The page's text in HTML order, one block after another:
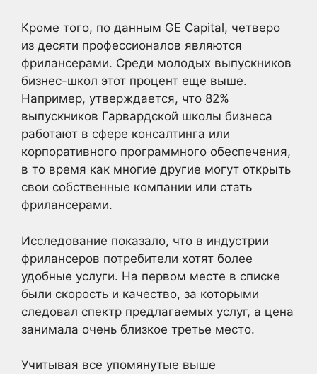
Кроме того, по данным GE Capital, четверо
из десяти профессионалов являются
фрилансерами. Среди молодых выпускников
бизнес-школ этот процент еще выше.
Например, утверждается, что 82%
выпускников Гарвардской школы бизнеса
работают в сфере консалтинга или
корпоративного программного обеспечения,
в то время как многие другие могут открыть
свои собственные компании или стать
фрилансерами.
Исследование показало, что в индустрии
фрилансеров потребители хотят более
удобные услуги. На первом месте в списке
были скорость и качество, за которыми
следовал спектр предлагаемых услуг, а цена
занимала очень близкое третье место.
Учитывая все упомянутые выше